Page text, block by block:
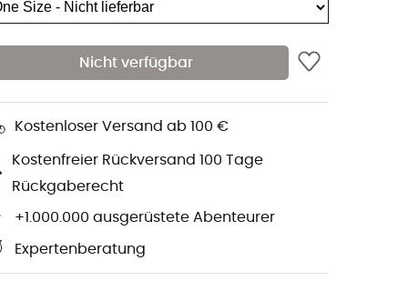
Nicht verfügbar
Kostenloser Versand ab 100 €
Kostenfreier Rückversand 100 Tage
Rückgaberecht
+1.000.000 ausgerüstete Abenteurer
Expertenberatung